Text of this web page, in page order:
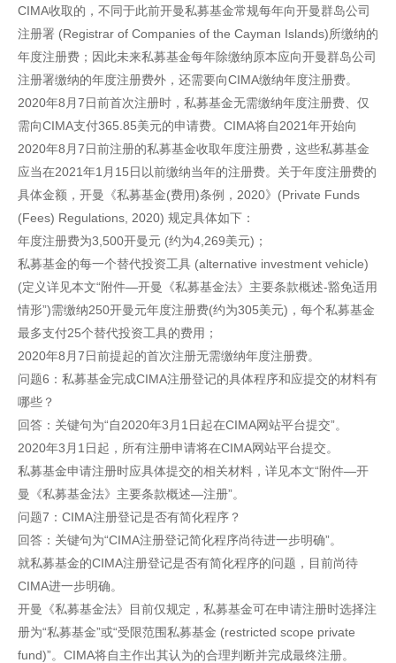
CIMA收取的，不同于此前开曼私募基金常规每年向开曼群岛公司
注册署 (Registrar of Companies of the Cayman Islands)所缴纳的
年度注册费；因此未来私募基金每年除缴纳原本应向开曼群岛公司
注册署缴纳的年度注册费外，还需要向CIMA缴纳年度注册费。
2020年8月7日前首次注册时，私募基金无需缴纳年度注册费、仅
需向CIMA支付365.85美元的申请费。CIMA将自2021年开始向
2020年8月7日前注册的私募基金收取年度注册费，这些私募基金
应当在2021年1月15日以前缴纳当年的注册费。关于年度注册费的
具体金额，开曼《私募基金(费用)条例，2020》(Private Funds
(Fees) Regulations, 2020) 规定具体如下：
年度注册费为3,500开曼元 (约为4,269美元)；
私募基金的每一个替代投资工具 (alternative investment vehicle)
(定义详见本文“附件—开曼《私募基金法》主要条款概述-豁免适用
情形”)需缴纳250开曼元年度注册费(约为305美元)，每个私募基金
最多支付25个替代投资工具的费用；
2020年8月7日前提起的首次注册无需缴纳年度注册费。
问题6：私募基金完成CIMA注册登记的具体程序和应提交的材料有
哪些？
回答：关键句为“自2020年3月1日起在CIMA网站平台提交”。
2020年3月1日起，所有注册申请将在CIMA网站平台提交。
私募基金申请注册时应具体提交的相关材料，详见本文“附件—开
曼《私募基金法》主要条款概述—注册”。
问题7：CIMA注册登记是否有简化程序？
回答：关键句为“CIMA注册登记简化程序尚待进一步明确”。
就私募基金的CIMA注册登记是否有简化程序的问题，目前尚待
CIMA进一步明确。
开曼《私募基金法》目前仅规定，私募基金可在申请注册时选择注
册为“私募基金”或“受限范围私募基金 (restricted scope private
fund)”。CIMA将自主作出其认为的合理判断并完成最终注册。